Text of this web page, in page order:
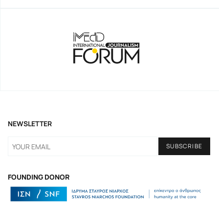
FOUNDING DONOR
NEWSLETTER